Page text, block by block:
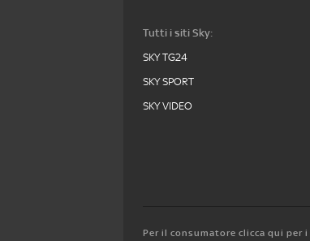
Tutti i siti Sky:
SKY TG24
SKY SPORT
SKY VIDEO
Per il consumatore clicca qui per i